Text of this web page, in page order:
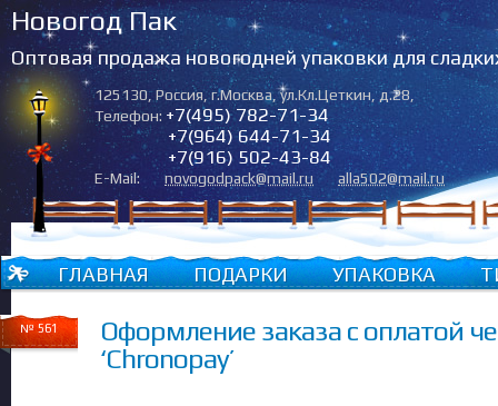
Новогод Пак
Оптовая продажа новогодней упаковки для
125130,Россия,г.Москва,ул.Кл.Цеткин, д.28
Телефон: +7(495) 782-71-34
+7(964) 644-71-34
+7(916) 502-43-84
E-Mail: novogodpack@mail.ru alla502@mail.ru
ГЛАВНАЯ ПОДАРКИ УПАКОВКА
№ 561
Оформление заказа с оплатой
‘Chronopay’